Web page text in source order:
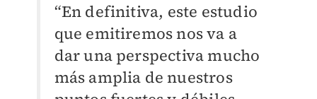
“En definitiva, este estudio
que emitiremos nos va a
dar una perspectiva mucho
más amplia de nuestros